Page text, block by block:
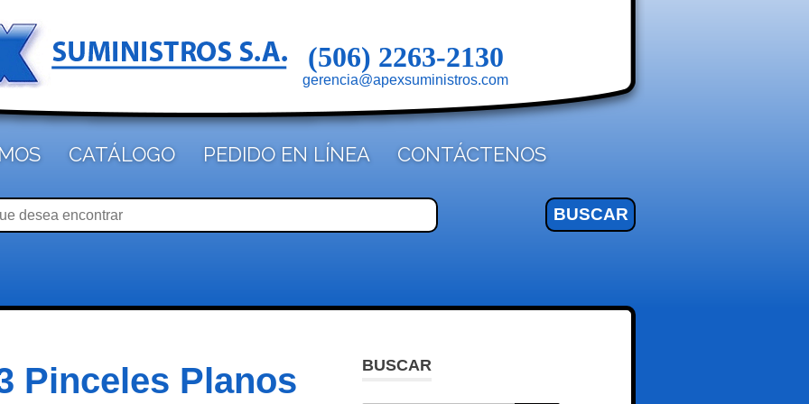
(506) 2263-2130
gerencia@apexsuministros.com
CATÁLOGO PEDIDO EN LÍNEA CONTÁCTENOS
Pinceles Planos
BUSCAR